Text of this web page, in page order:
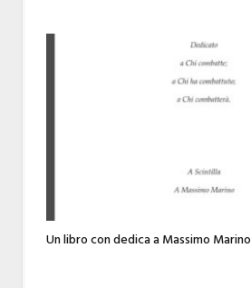
Un libro con dedica a Massimo Marino